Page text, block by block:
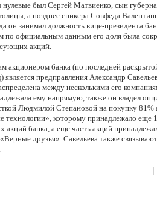
нулевые был Сергей Матвиенко, сын
а позднее спикера Совфеда
он занимал должность вице-президента
по официальным данным его доля была
акций.
акционером банка (по последней
является предправления Александр
между несколькими его
ему напрямую, также он владел
Людмилой Степановой на покупку 81%
технологии», которому принадлежало еще
акций банка, а еще часть акций
друзья». Савельева также